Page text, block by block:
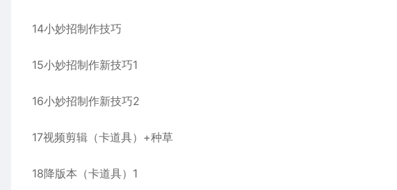
14小妙招制作技巧
15小妙招制作新技巧1
16小妙招制作新技巧2
17视频剪辑（卡道具）+种草
18降版本（卡道具）1